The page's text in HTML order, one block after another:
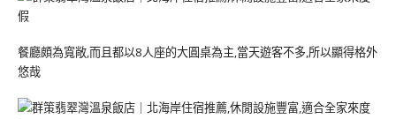
餐廳頗為寬敞,而且都以8人座的大圓桌為主,當天遊客不多,所以顯得格外
悠哉